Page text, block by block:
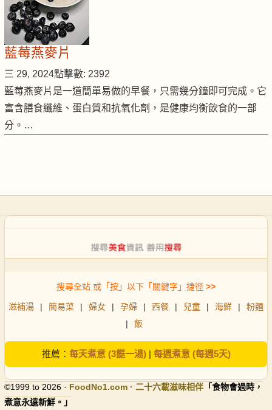
藍莓燕麥片
三 29, 2024點擊數: 2392
藍莓燕麥片是一道簡單易做的早餐，只需幾分鐘即可完成。它
富含膳食纖維、蛋白質和抗氧化劑，是健康均衡飲食的一部
分。…
搜尋全站 或「按」以下「關鍵字」捷徑 >>
滋補湯 | 簡易菜 | 婦女 | 孕婦 | 西餐 | 兒童 | 海鮮 |
粉麵
|
飯
推薦： 每天煮意 (3餸一湯)| 每週煮意 (每週5天)
©1999 to 2026 · FoodNo1.com · 二十六載滋味相伴 「食物會過時，
煮意永遠新鮮。」